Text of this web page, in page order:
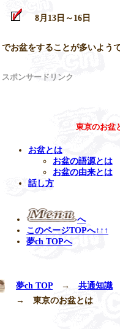
8月13日～16日
でお盆をすることが多いようで
スポンサードリンク
東京のお
お盆とは
お盆の語源とは
お盆の由来とは
話し方
へ
このページTOPへ↑↑↑
夢ch TOPへ
夢ch TOP → 共通知識
→ 東京のお盆とは